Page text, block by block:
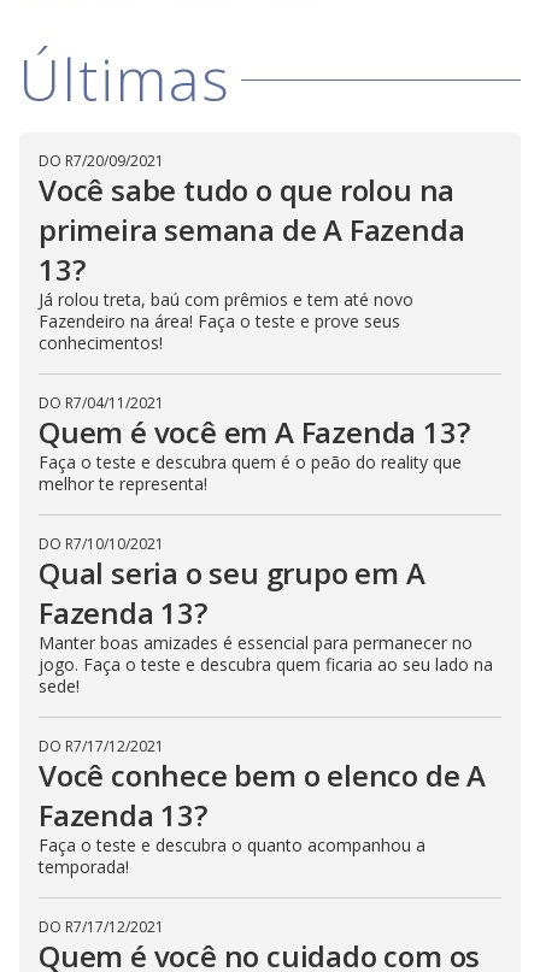
Últimas
DO R7/20/09/2021
Você sabe tudo o que rolou na
primeira semana de A Fazenda
13?
Já rolou treta, baú com prêmios e tem até novo
Fazendeiro na área! Faça o teste e prove seus
conhecimentos!
DO R7/04/11/2021
Quem é você em A Fazenda 13?
Faça o teste e descubra quem é o peão do reality que
melhor te representa!
DO R7/10/10/2021
Qual seria o seu grupo em A
Fazenda 13?
Manter boas amizades é essencial para permanecer no
jogo. Faça o teste e descubra quem ficaria ao seu lado na
sede!
DO R7/17/12/2021
Você conhece bem o elenco de A
Fazenda 13?
Faça o teste e descubra o quanto acompanhou a
temporada!
DO R7/17/12/2021
Quem é você no cuidado com os